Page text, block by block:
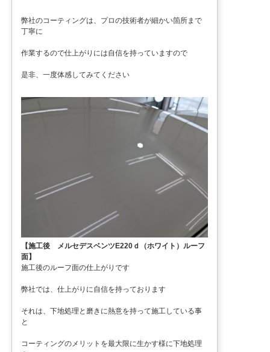
弊社のコーティングは、プロの技術者が細かい箇所まで
丁寧に
作業するので仕上がりには自信を持っていますので
是非、一度体感してみてください
【施工後 メルセデスベンツE220ｄ（ホワイト）ルーフ
面】
施工後のルーフ面の仕上がりです
弊社では、仕上がりに自信を持っております
それは、下地処理と磨きに熱意を持って施工している事
と
コーティングのメリットを最大限に生かす様に下地処理